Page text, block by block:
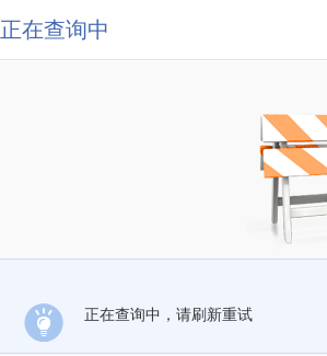
正在查询中
正在查询中，请刷新重试